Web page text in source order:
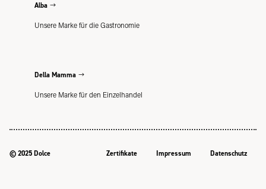
Alba
Unsere Marke für die Gastronomie
Della Mamma
Unsere Marke für den Einzelhandel
© 2025 Dolce Zertifikate Impressum Datenschutz